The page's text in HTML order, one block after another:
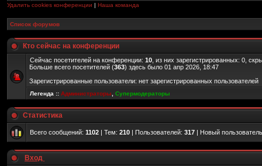
Удалить cookies конференции | Наша команда
Список форумов
Кто сейчас на конференции
Сейчас посетителей на конференции: 10 , из них зарегистрированных: 0,
Больше всего посетителей (363) здесь было 01 апр 2026, 18:47
Зарегистрированные пользователи: нет зарегистрированных пользователей
Легенда :: Администраторы Супермодераторы
Статистика
Всего сообщений: 1102 | Тем: 210 | Пользователей: 317 | Новый
Вход